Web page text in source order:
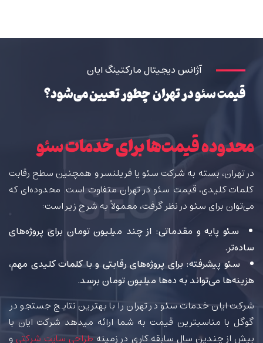
آژانس دیجیتال مارکتینگ ایان
قیمت سئو در تهران چطور تعیین می‌شود؟
محدوده قیمت‌ها برای خدمات سئو
در تهران، بسته به شرکت سئو یا فریلنسر و همچنین سطح رقابت
کلمات کلیدی، قیمت سئو در تهران متفاوت است. محدوده‌ای که
می‌توان برای سئو در نظر گرفت، معمولاً به شرح زیر است:
سئو پایه و مقدماتی: از چند میلیون تومان برای پروژه‌های
ساده‌تر.
سئو پیشرفته: برای پروژه‌های رقابتی و با کلمات کلیدی مهم،
هزینه‌ها می‌تواند به ده‌ها میلیون تومان برسد.
شرکت ایان خدمات سئو در تهران را با بهترین نتایج جستجو در
گوگل با مناسبترین قیمت به شما ارائه میدهد شرکت ایان با
بیش از چندین سال سابقه کاری در زمینه طراحی سایت شرکتی و